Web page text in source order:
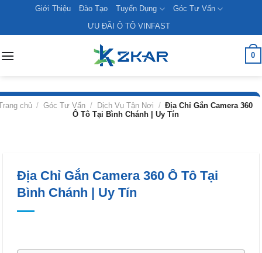
content
Giới Thiệu Đào Tạo Tuyển Dụng
Góc Tư Vấn
ƯU ĐÃI Ô TÔ VINFAST
0
chủ / Góc Tư Vấn / Dịch Vụ Tận Nơi / Địa Chỉ Gắn Camera 360
Ô Tô Tại Bình Chánh | Uy Tín
Địa Chỉ Gắn Camera 360 Ô Tô Tại
Bình Chánh | Uy Tín